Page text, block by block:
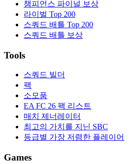
챔피언스 파이널 보상
라이벌 Top 200
스쿼드 배틀 Top 200
스쿼드 배틀 보상
Tools
스쿼드 빌더
팩
소모품
EA FC 26 팩 리스트
매치 제너레이터
최고의 가치를 지닌 SBC
등급별 가장 저렴한 플레이어
Games